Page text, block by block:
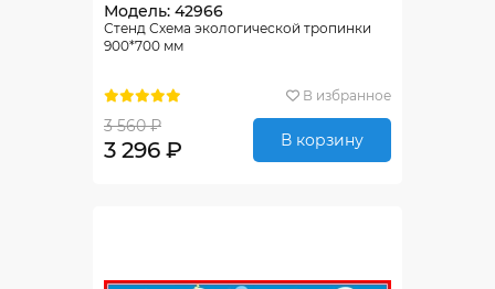
Модель: 42966
Стенд Схема экологической тропинки
900*700 мм
В избранное
3 560 ₽
3 296 ₽ В корзину